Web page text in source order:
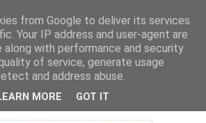
Pełne Piasku
- ślady przeszłości
from Google to deliver its services
Your IP address and user-agent are
along with performance and security
of service, generate usage
and address abuse.
MORE GOT IT